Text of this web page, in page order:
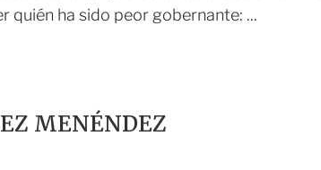
quién ha sido peor gobernante: ...
MENÉNDEZ